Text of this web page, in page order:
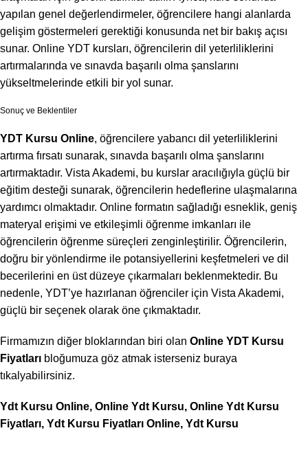
yapılan genel değerlendirmeler, öğrencilere hangi alanlarda
gelişim göstermeleri gerektiği konusunda net bir bakış açısı
sunar. Online YDT kursları, öğrencilerin dil yeterliliklerini
artırmalarında ve sınavda başarılı olma şanslarını
yükseltmelerinde etkili bir yol sunar.
Sonuç ve Beklentiler
YDT Kursu Online, öğrencilere yabancı dil yeterliliklerini
artırma fırsatı sunarak, sınavda başarılı olma şanslarını
artırmaktadır. Vista Akademi, bu kurslar aracılığıyla güçlü bir
eğitim desteği sunarak, öğrencilerin hedeflerine ulaşmalarına
yardımcı olmaktadır. Online formatın sağladığı esneklik, geniş
materyal erişimi ve etkileşimli öğrenme imkanları ile
öğrencilerin öğrenme süreçleri zenginleştirilir. Öğrencilerin,
doğru bir yönlendirme ile potansiyellerini keşfetmeleri ve dil
becerilerini en üst düzeye çıkarmaları beklenmektedir. Bu
nedenle, YDT’ye hazırlanan öğrenciler için Vista Akademi,
güçlü bir seçenek olarak öne çıkmaktadır.
Firmamızın diğer bloklarından biri olan Online YDT Kursu
Fiyatları bloğumuza göz atmak isterseniz buraya
tıkalyabilirsiniz.
Ydt Kursu Online, Online Ydt Kursu, Online Ydt Kursu
Fiyatları, Ydt Kursu Fiyatları Online, Ydt Kursu